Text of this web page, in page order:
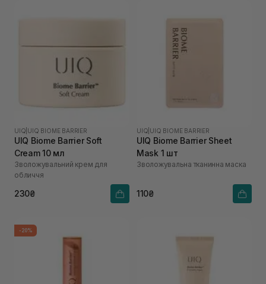
UIQ UIQ BIOME BARRIER
UIQ Biome Barrier Soft
Cream 10 мл
Зволожувальний крем для
обличчя
230₴
UIQ UIQ BIOME BARRIER
UIQ Biome Barrier Sheet
Mask 1 шт
Зволожувальна тканинна маска
110₴
-20%